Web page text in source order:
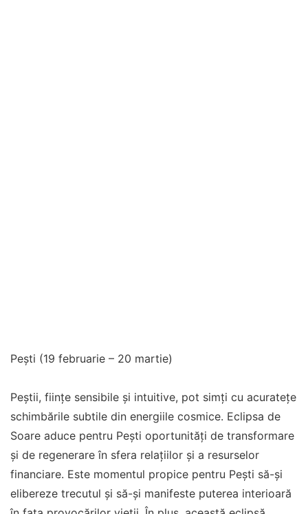
Pești (19 februarie – 20 martie)
Peștii, ființe sensibile și intuitive, pot simți cu acuratețe
schimbările subtile din energiile cosmice. Eclipsa de
Soare aduce pentru Pești oportunități de transformare
și de regenerare în sfera relațiilor și a resurselor
financiare. Este momentul propice pentru Pești să-și
elibereze trecutul și să-și manifeste puterea interioară